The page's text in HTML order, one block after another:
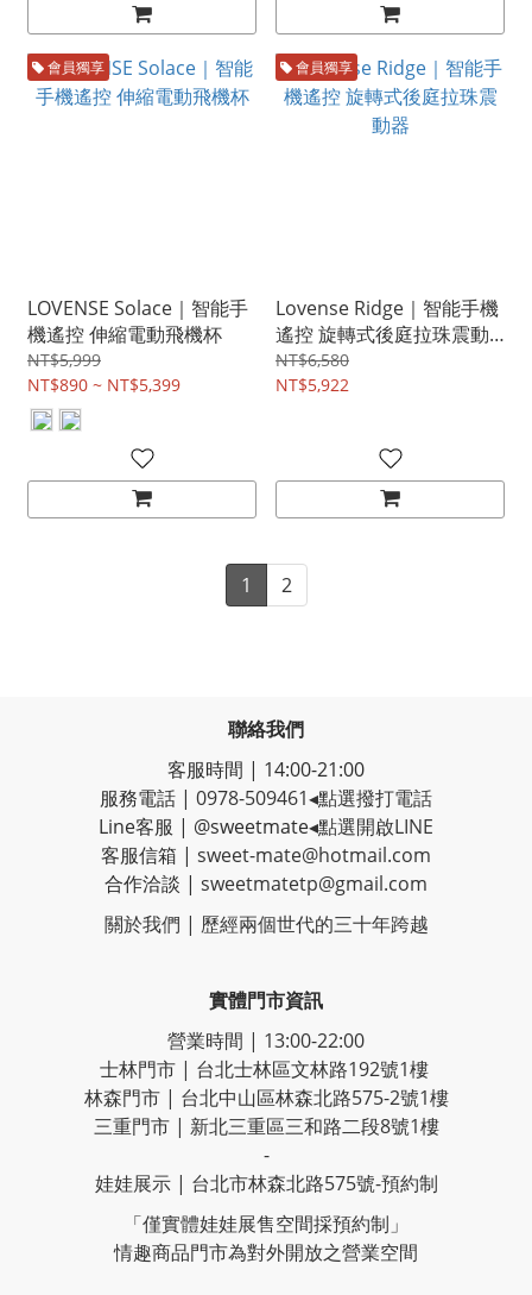
會員獨享
LOVENSE Solace｜智能手
機遙控 伸縮電動飛機杯
NT$5,999
NT$890 ~ NT$5,399
會員獨享
Lovense Ridge｜智能手機
遙控 旋轉式後庭拉珠震動
器
NT$6,580
NT$5,922
1 2
聯絡我們
客服時間 | 14:00-21:00
服務電話 | 0978-509461◂點選撥打電話
Line客服 | @sweetmate◂點選開啟LINE
客服信箱 | sweet-mate@hotmail.com
合作洽談 | sweetmatetp@gmail.com
關於我們 | 歷經兩個世代的三十年跨越
實體門市資訊
營業時間 | 13:00-22:00
士林門市 | 台北士林區文林路192號1樓
林森門市 | 台北中山區林森北路575-2號1樓
三重門市 | 新北三重區三和路二段8號1樓
-
娃娃展示 | 台北市林森北路575號-預約制
「僅實體娃娃展售空間採預約制」
情趣商品門市為對外開放之營業空間